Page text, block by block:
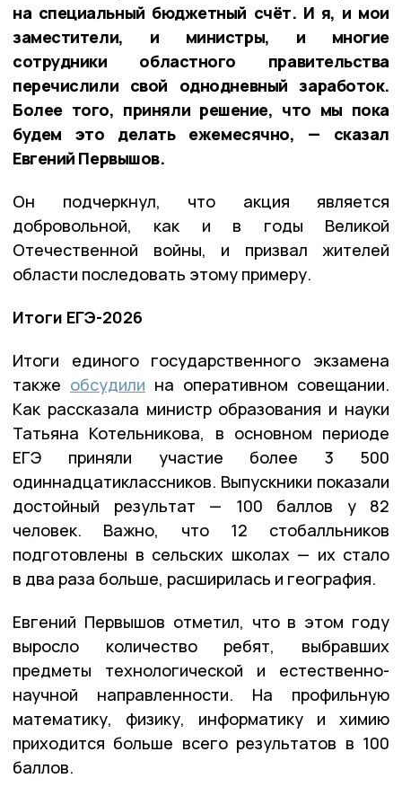
на специальный бюджетный счёт. И я, и мои
заместители, и министры, и многие
сотрудники областного правительства
перечислили свой однодневный заработок.
Более того, приняли решение, что мы пока
будем это делать ежемесячно, — сказал
Евгений Первышов.
Он подчеркнул, что акция является
добровольной, как и в годы Великой
Отечественной войны, и призвал жителей
области последовать этому примеру.
Итоги ЕГЭ-2026
Итоги единого государственного экзамена
также обсудили на оперативном совещании.
Как рассказала министр образования и науки
Татьяна Котельникова, в основном периоде
ЕГЭ приняли участие более 3 500
одиннадцатиклассников. Выпускники показали
достойный результат — 100 баллов у 82
человек. Важно, что 12 стобалльников
подготовлены в сельских школах — их стало
в два раза больше, расширилась и география.
Евгений Первышов отметил, что в этом году
выросло количество ребят, выбравших
предметы технологической и естественно-
научной направленности. На профильную
математику, физику, информатику и химию
приходится больше всего результатов в 100
баллов.